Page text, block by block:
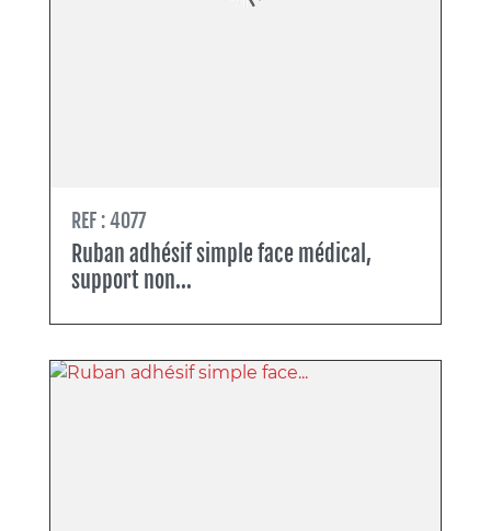
REF : 4077
Ruban adhésif simple face médical,
support non...